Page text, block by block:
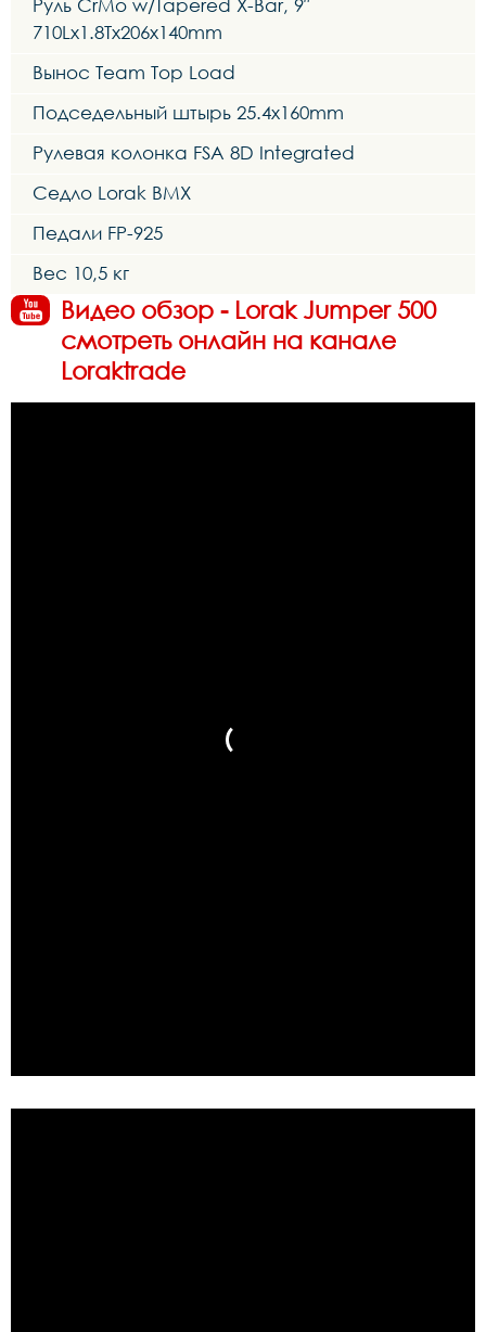
Руль CrMo w/Tapered X-Bar, 9″
710Lx1.8Tx206x140mm
Вынос Team Top Load
Подседельный штырь 25.4x160mm
Рулевая колонка FSA 8D Integrated
Седло Lorak BMX
Педали FP-925
Вес 10,5 кг
Видео обзор - Lorak Jumper 500
смотреть онлайн на канале
Loraktrade